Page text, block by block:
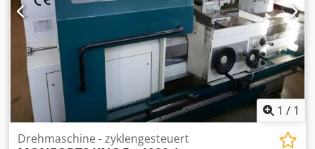
1 / 1
Drehmaschine - zyklengesteuert